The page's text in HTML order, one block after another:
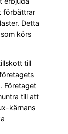
förbättrar
Detta
körs
till
Företaget
till att
kärnans